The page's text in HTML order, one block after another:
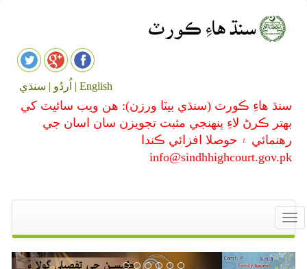
English | اُردُو | سنڌي
سنڌ هاءِ ڪورٽ (سنڌي بيٽا ورزن): هن ويب سائيٽ کي
بهتر ڪرڻ لاءِ پنهنجي مثبت تجويزن سان اسان جي
رهنمائي ۽ حوصلا افزائي ڪندا
info@sindhhighcourt.gov.pk
Toggle
navigation